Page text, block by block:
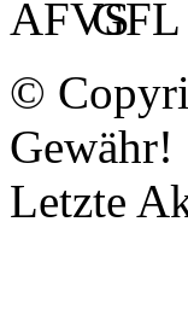
©
Gewähr!
Letzte